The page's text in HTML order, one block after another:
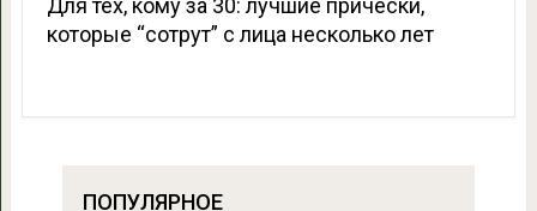
Для тех, кому за 30: лучшие прически,
которые “сотрут” с лица несколько лет
ПОПУЛЯРНОЕ